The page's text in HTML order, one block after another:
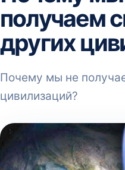
получаем
других
Почему мы не
цивилизаций?